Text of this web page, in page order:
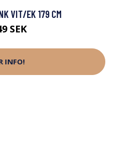
VIT/EK 179 CM
SEK
INFO!